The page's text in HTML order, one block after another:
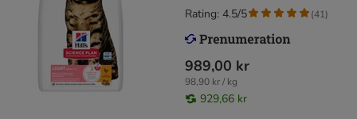
989,00 kr
98,90 kr / kg
929,66 kr
Rating: 4.5/5 (41)